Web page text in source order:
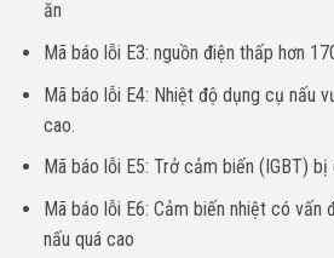
ăn
Mã báo lỗi E3: nguồn điện thấp hơn
Mã báo lỗi E4: Nhiệt độ dụng cụ nấu
cao.
Mã báo lỗi E5: Trở cảm biến (IGBT) bị
Mã báo lỗi E6: Cảm biến nhiệt có vấn
nấu quá cao